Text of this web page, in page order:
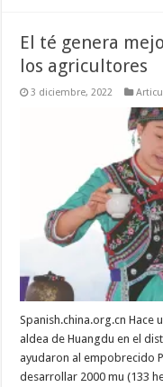
El té genera
los agricultores
3 diciembre, 2022
Spanish.china.org.cn Hace
aldea de Huangdu en el
ayudaron al empobrecido
desarrollar 2000 mu (133